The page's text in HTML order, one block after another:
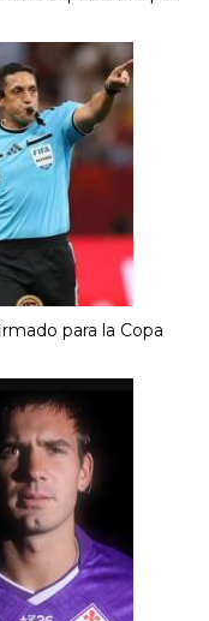
para la Copa